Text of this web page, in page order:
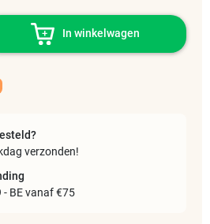
In winkelwagen
verzonden!
- BE vanaf €75